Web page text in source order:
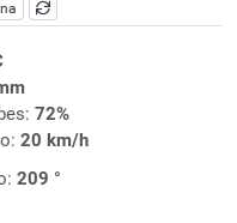
72%
20 km/h
209 °